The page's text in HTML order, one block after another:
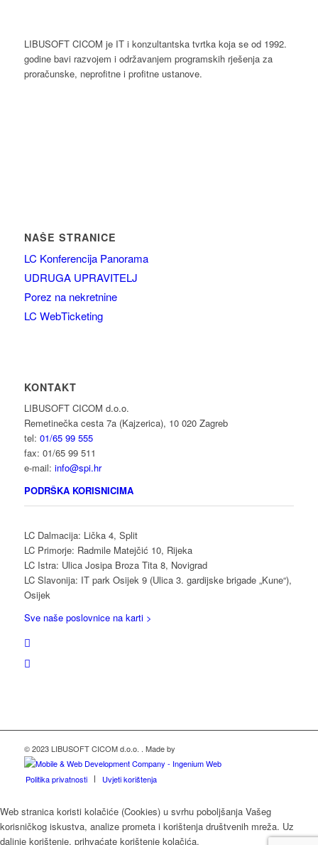
LIBUSOFT CICOM je IT i konzultantska tvrtka koja se od 1992.
godine bavi razvojem i održavanjem programskih rješenja za
proračunske, neprofitne i profitne ustanove.
NAŠE STRANICE
LC Konferencija Panorama
UDRUGA UPRAVITELJ
Porez na nekretnine
LC WebTicketing
KONTAKT
LIBUSOFT CICOM d.o.o.
Remetinečka cesta 7a (Kajzerica), 10 020 Zagreb
tel: 01/65 99 555
fax: 01/65 99 511
e-mail: info@spi.hr
PODRŠKA KORISNICIMA
LC Dalmacija: Lička 4, Split
LC Primorje: Radmile Matejčić 10, Rijeka
LC Istra: Ulica Josipa Broza Tita 8, Novigrad
LC Slavonija: IT park Osijek 9 (Ulica 3. gardijske brigade „Kune“),
Osijek
Sve naše poslovnice na karti >
© 2023 LIBUSOFT CICOM d.o.o. . Made by
Politika privatnosti Uvjeti korištenja
Web stranica koristi kolačiće (Cookies) u svrhu poboljšanja Vašeg
korisničkog iskustva, analize prometa i korištenja društvenih mreža. Uz
daljnje korištenje, prihvaćate korištenje kolačića.